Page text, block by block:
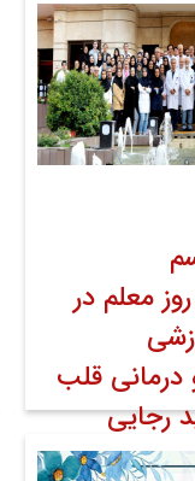
معلم در
درمانی قلب
رجایی
خبر صفحه اول